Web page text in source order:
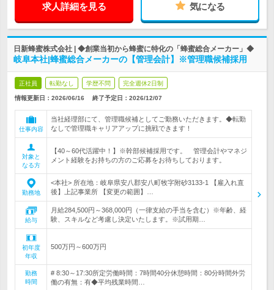
求人詳細を見る 気になる
日新蜂蜜株式会社 | ◆創業当初から蜂蜜に特化の「蜂蜜総合メーカー」◆
岐阜本社|蜂蜜総合メーカーの【管理会計】※管理職候補採用
正社員 転勤なし 学歴不問 完全週休2日制
情報更新日：2026/06/16 終了予定日： 2026/12/07
仕事内容
当社経理部にて、管理職候補としてご勤務いただきます。◆転勤
なしで管理職キャリアアップに挑戦できます！
対象と
なる方
【40～60代活躍中！】※幹部候補採用です。 管理会計やマネジ
メント経験をお持ちの方のご応募をお待ちしております。
勤務地
<本社> 所在地：岐阜県安八郡安八町牧字附砂3133-1 【雇入れ直
後】上記事業所 【変更の範囲】…
給与
月給284,500円～368,000円（一律支給の手当を含む）※年齢、経
験、スキルなど考慮し決定いたします。※試用期…
初年度
年収
500万円～600万円
勤務
時間
# 8:30～17:30所定労働時間：7時間40分休憩時間：80分時間外労
働の有無：有◆平均残業時間…